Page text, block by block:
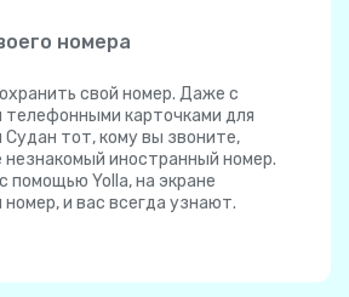
номера
свой номер. Даже с
карточками для
тот, кому вы звоните,
незнакомый иностранный номер.
помощью Yolla, на экране
и вас всегда узнают.